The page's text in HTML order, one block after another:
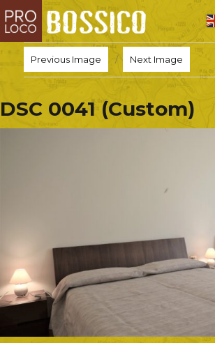
HOME
PRO LOCO
L’ALTOPIANO
PROMOZIONI
COMMERCIO
DINTORNI
CONTATTI
Previous Image Next Image
DSC 0041 (Custom)